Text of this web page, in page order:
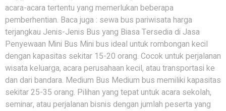
acara-acara tertentu yang memerlukan beberapa
pemberhentian. Baca juga : sewa bus pariwisata harga
terjangkau Jenis-Jenis Bus yang Biasa Tersedia di Jasa
Penyewaan Mini Bus Mini bus ideal untuk rombongan kecil
dengan kapasitas sekitar 15-20 orang. Cocok untuk perjalanan
wisata keluarga, acara perusahaan kecil, atau transportasi ke
dan dari bandara. Medium Bus Medium bus memiliki kapasitas
sekitar 25-35 orang. Pilihan yang tepat untuk acara sekolah,
seminar, atau perjalanan bisnis dengan jumlah peserta yang